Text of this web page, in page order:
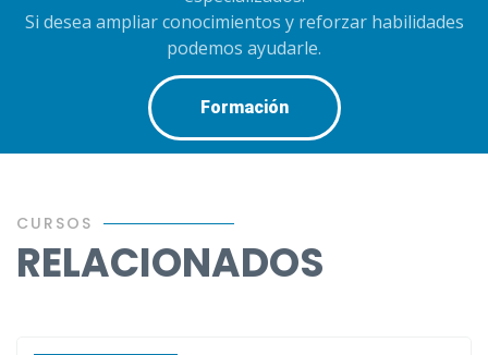
Si desea ampliar conocimientos y reforzar habilidades
podemos ayudarle.
Formación
CURSOS
RELACIONADOS